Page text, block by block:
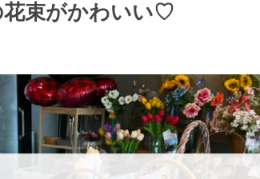
花束がかわいい♡